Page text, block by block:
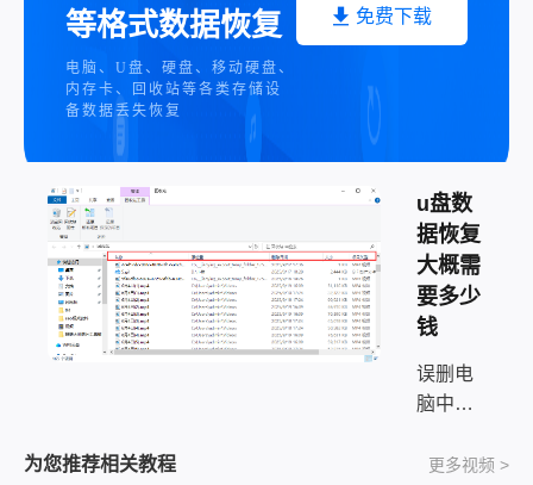
等格式数据恢复
电脑、U盘、硬盘、移动硬盘、
内存卡、回收站等各类存储设
备数据丢失恢复
免费下载
u盘数
据恢复
大概需
要多少
钱
误删电
脑中的
——这
为您推荐相关教程 更多视频 >